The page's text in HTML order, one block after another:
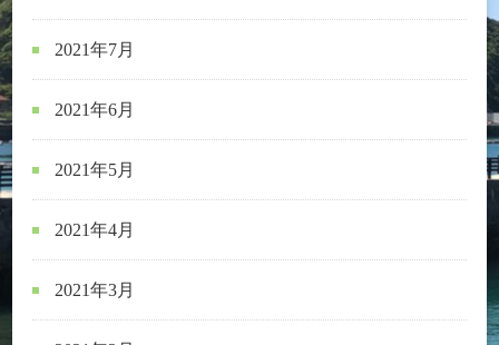
2021年7月
2021年6月
2021年5月
2021年4月
2021年3月